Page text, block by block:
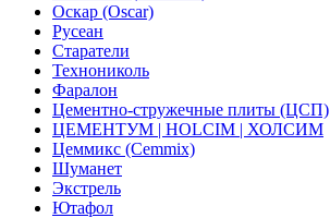
Оскар (Oscar)
Русеан
Старатели
Технониколь
Фаралон
Цементно-стружечные плиты (ЦСП)
ЦЕМЕНТУМ | HOLCIM | ХОЛСИМ
Цеммикс (Cemmix)
Шуманет
Экстрель
Ютафол